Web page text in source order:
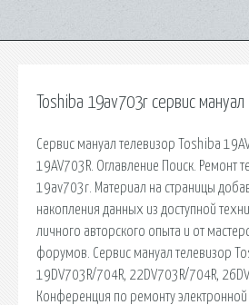
Toshiba 19av703r сервис мануал
Сервис мануал телевизор Toshiba
19AV703R. Оглавление Поиск. Ремонт
19av703r. Материал на страницы
накопления данных из доступной
личного авторского опыта и от
форумов. Сервис мануал телевизор
19DV703R/704R, 22DV703R/704R,
Конференция по ремонту